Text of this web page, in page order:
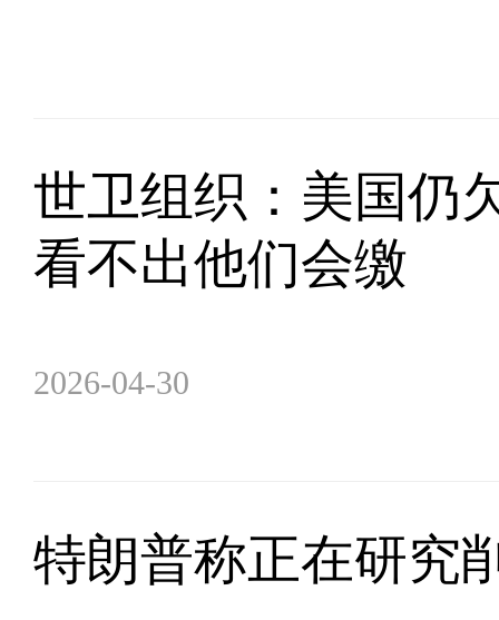
世卫组织：美国仍
看不出他们会缴
2026-04-30
特朗普称正在研究